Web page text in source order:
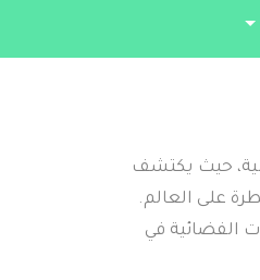
حيث يكتشف
على العالم.
الفضائية في